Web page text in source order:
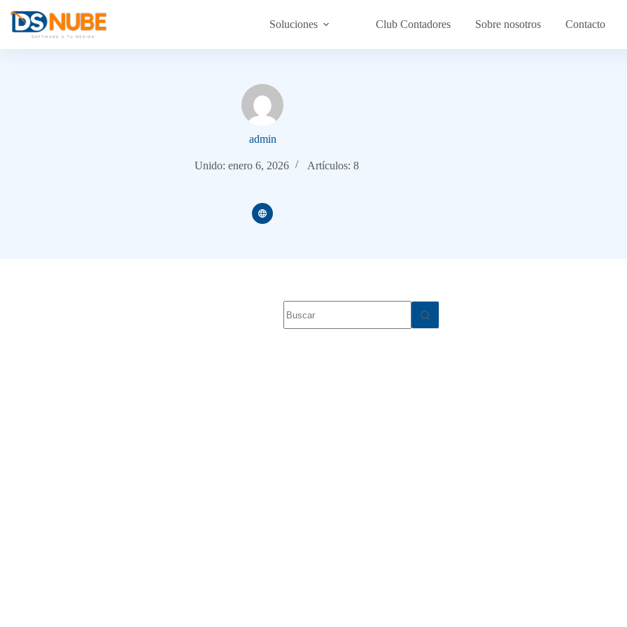
Soluciones Club Contadores Sobre nosotros Contacto
admin
Unido: enero 6, 2026 Artículos: 8